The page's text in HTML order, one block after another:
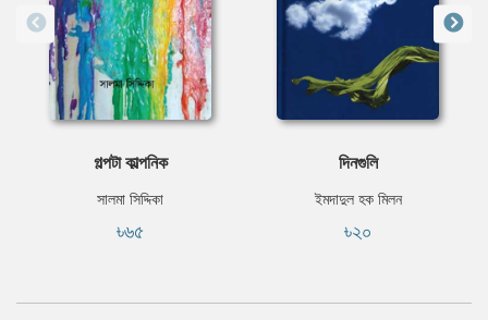
গল্পটা কাল্পনিক
সালমা সিদ্দিকা
৳৬৫
দিনগুলি
ইমদাদুল হক মিলন
৳২০